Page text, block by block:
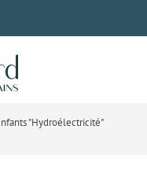
"Hydroélectricité"